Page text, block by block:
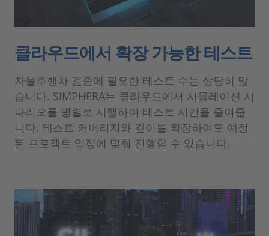
클라우드에서 확장 가능한 테스트
자율주행차 검증에 필요한 테스트 수는 상당히 많
습니다. SIMPHERA는 클라우드에서 시뮬레이션 시
나리오를 병렬로 시행하여 테스트 시간을 줄여줍
니다. 테스트 커버리지와 깊이를 확장하여도 예정
된 프로젝트 일정에 맞춰 진행할 수 있습니다.